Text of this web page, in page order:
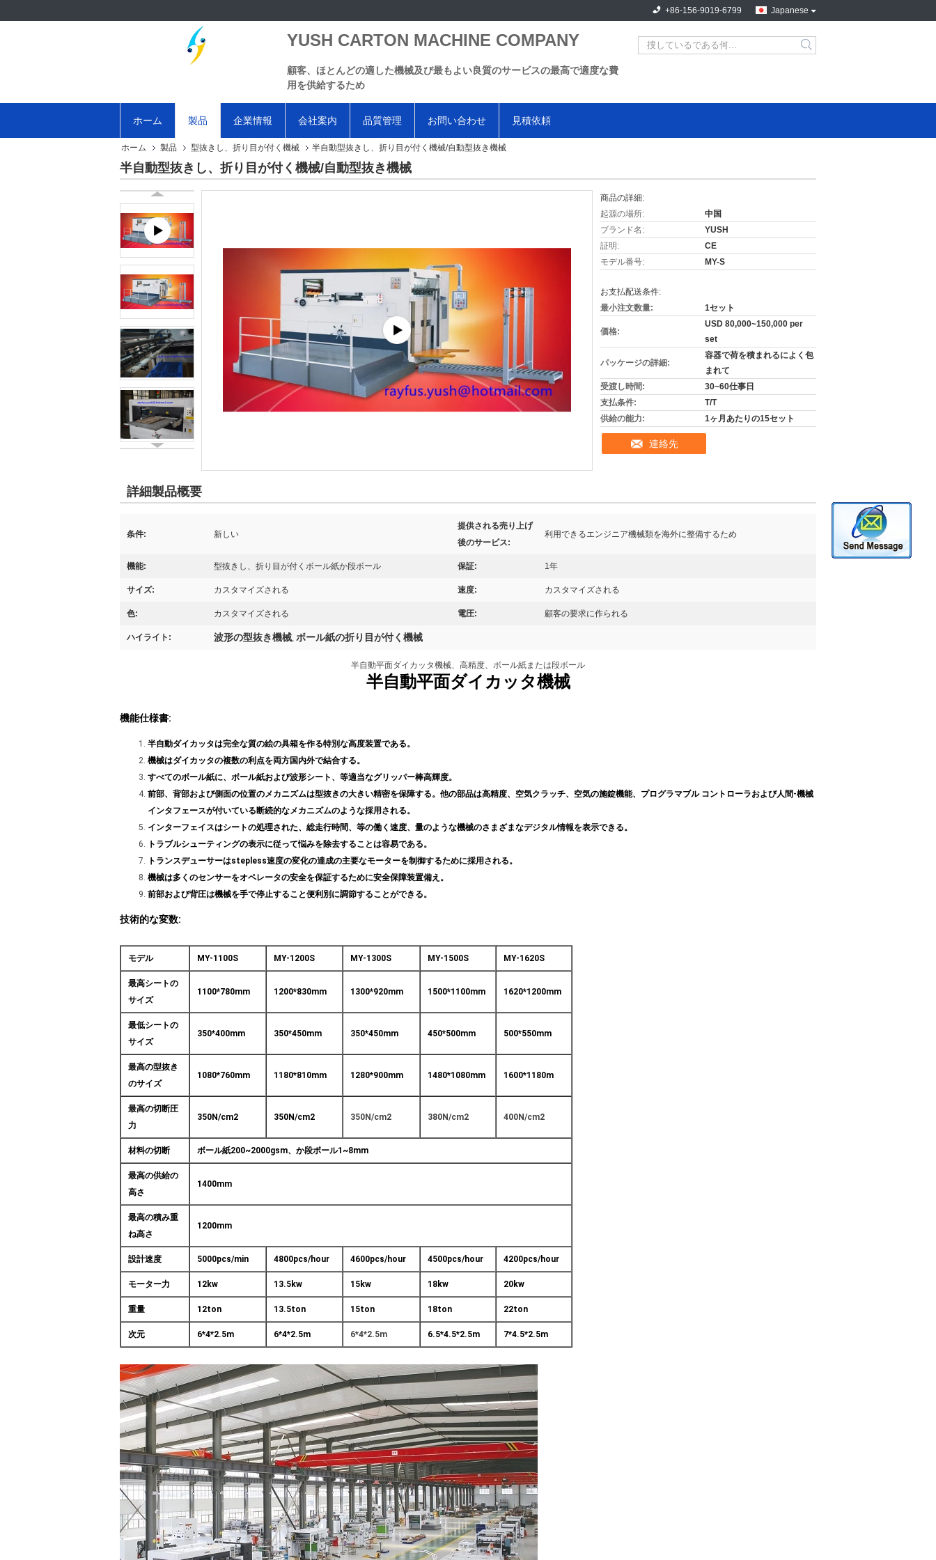
Japanese
+86-156-9019-6799
YUSH CARTON MACHINE COMPANY
顧客、ほとんどの適した機械及び最もよい良質のサービスの最高で適度な費
用を供給するため
ホーム 製品 企業情報 会社案内 品質管理 お問い合わせ 見積依頼
ホーム 製品 型抜きし、折り目が付く機械 半自動型抜きし、折り目が付く機械/自動型抜き機械
半自動型抜きし、折り目が付く機械/自動型抜き機械
商品の詳細:
起源の場所:
中国
ブランド名:
YUSH
証明:
CE
モデル番号:
MY-S
お支払配送条件:
最小注文数量:
1セット
価格:
USD 80,000~150,000 per
set
パッケージの詳細:
容器で荷を積まれるによく包
まれて
受渡し時間:
30~60仕事日
支払条件:
T/T
供給の能力:
1ヶ月あたりの15セット
連絡先
詳細製品概要
条件: 新しい
提供される売り上げ
後のサービス:
利用できるエンジニア機械類を海外に整備するため
機能: 型抜きし、折り目が付くボール紙か段ボール 保証: 1年
サイズ: カスタマイズされる 速度: カスタマイズされる
色: カスタマイズされる 電圧: 顧客の要求に作られる
ハイライト: 波形の型抜き機械, ボール紙の折り目が付く機械
半自動平面ダイカッタ機械、高精度、ボール紙または段ボール
半自動平面ダイカッタ機械
機能仕様書:
半自動ダイカッタは完全な質の絵の具箱を作る特別な高度装置である。
機械はダイカッタの複数の利点を両方国内外で結合する。
すべてのボール紙に、ボール紙および波形シート、等適当なグリッパー棒高輝度。
前部、背部および側面の位置のメカニズムは型抜きの大きい精密を保障する。他の部品は高精度、空気クラッチ、空気の施錠機能、プログラマブル コントローラおよび人間-機械
インタフェースが付いている断続的なメカニズムのような採用される。
インターフェイスはシートの処理された、総走行時間、等の働く速度、量のような機械のさまざまなデジタル情報を表示できる。
トラブルシューティングの表示に従って悩みを除去することは容易である。
トランスデューサーはstepless速度の変化の達成の主要なモーターを制御するために採用される。
機械は多くのセンサーをオペレータの安全を保証するために安全保障装置備え。
前部および背圧は機械を手で停止すること便利別に調節することができる。
技術的な変数:
モデル MY-1100S MY-1200S MY-1300S MY-1500S MY-1620S
最高シートの
サイズ
1100*780mm 1200*830mm 1300*920mm 1500*1100mm 1620*1200mm
最低シートの
サイズ
350*400mm 350*450mm 350*450mm 450*500mm 500*550mm
最高の型抜き
のサイズ
1080*760mm 1180*810mm 1280*900mm 1480*1080mm 1600*1180m
最高の切断圧
力
350N/cm2 350N/cm2 350N/cm2 380N/cm2 400N/cm2
材料の切断 ボール紙200~2000gsm、か段ボール1~8mm
最高の供給の
高さ
1400mm
最高の積み重
ね高さ
1200mm
設計速度 5000pcs/min 4800pcs/hour 4600pcs/hour 4500pcs/hour 4200pcs/hour
モーター力 12kw 13.5kw 15kw 18kw 20kw
重量 12ton 13.5ton 15ton 18ton 22ton
次元 6*4*2.5m 6*4*2.5m 6*4*2.5m 6.5*4.5*2.5m 7*4.5*2.5m